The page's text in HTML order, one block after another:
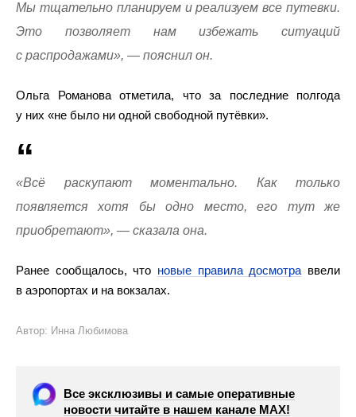
Мы тщательно планируем и реализуем все путевки.
Это позволяет нам избежать ситуаций
с распродажами», — пояснил он.
Ольга Романова отметила, что за последние полгода
у них «не было ни одной свободной путёвки».
«Всё раскупают моментально. Как только
появляется хотя бы одно место, его тут же
приобретают», — сказала она.
Ранее сообщалось, что новые правила досмотра ввели
в аэропортах и на вокзалах.
Автор: Инна Любимова
Все эксклюзивы и самые оперативные
новости читайте в нашем канале МАХ!